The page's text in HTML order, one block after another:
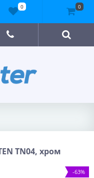
TN04, хром
-63%
0 0